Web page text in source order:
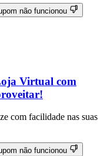
não funcionou
Virtual com
com facilidade nas suas
não funcionou